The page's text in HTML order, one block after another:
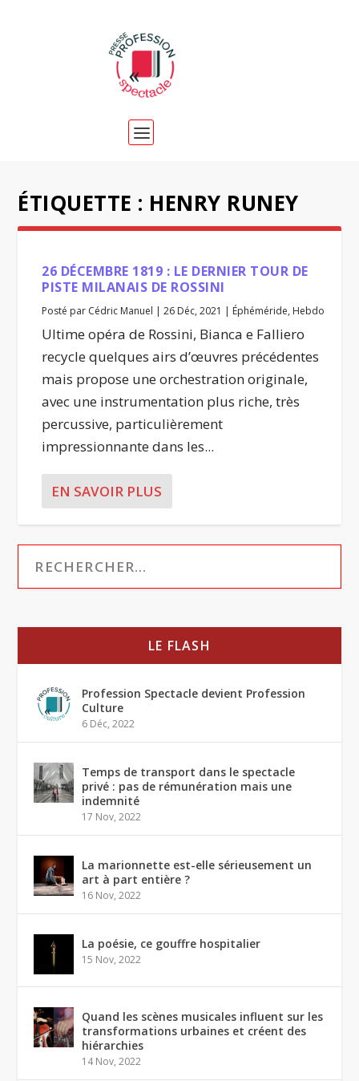
ÉTIQUETTE : HENRY RUNEY
26 DÉCEMBRE 1819 : LE DERNIER TOUR DE
PISTE MILANAIS DE ROSSINI
Posté par Cédric Manuel |26 Déc, 2021 | Éphéméride, Hebdo
Ultime opéra de Rossini, Bianca e Falliero
recycle quelques airs d’œuvres précédentes
mais propose une orchestration originale,
avec une instrumentation plus riche, très
percussive, particulièrement
impressionnante dans les...
EN SAVOIR PLUS
LE FLASH
Profession Spectacle devient Profession
Culture
6 Déc, 2022
Temps de transport dans le spectacle
privé : pas de rémunération mais une
indemnité
17 Nov, 2022
La marionnette est-elle sérieusement un
art à part entière ?
16 Nov, 2022
La poésie, ce gouffre hospitalier
15 Nov, 2022
Quand les scènes musicales influent sur les
transformations urbaines et créent des
hiérarchies
14 Nov, 2022